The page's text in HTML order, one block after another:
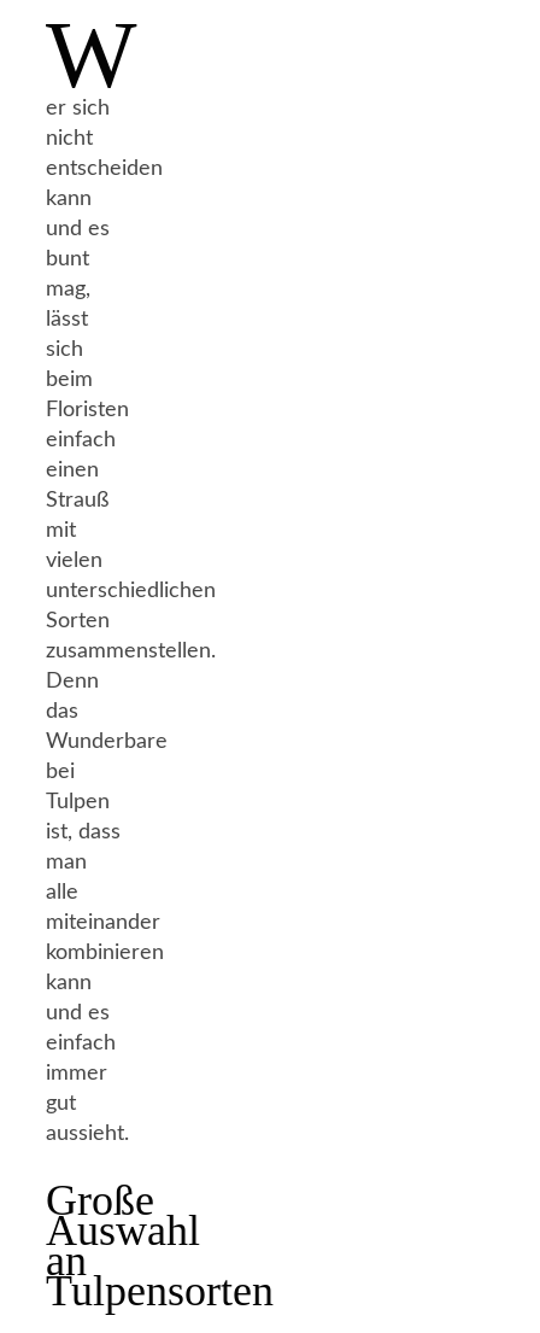
W
er sich
nicht
entscheiden
kann
und es
bunt
mag,
lässt
sich
beim
Floristen
einfach
einen
Strauß
mit
vielen
unterschiedlichen
Sorten
zusammenstellen.
Denn
das
Wunderbare
bei
Tulpen
ist, dass
man
alle
miteinander
kombinieren
kann
und es
einfach
immer
gut
aussieht.
Große
Auswahl
an
Tulpensorten